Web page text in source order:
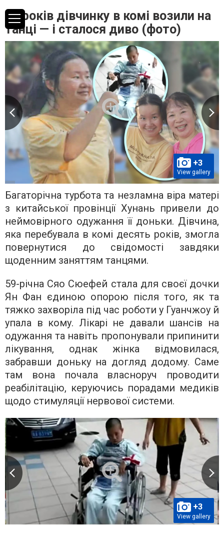
10 років дівчинку в комі возили на
танці — і сталося диво (фото)
+3
View gallery
Багаторічна турбота та незламна віра матері
з китайської провінції Хунань привели до
неймовірного одужання її доньки. Дівчина,
яка перебувала в комі десять років, змогла
повернутися до свідомості завдяки
щоденним заняттям танцями.
59-річна Сяо Сюефей стала для своєї дочки
Ян Фан єдиною опорою після того, як та
тяжко захворіла під час роботи у Гуанчжоу й
упала в кому. Лікарі не давали шансів на
одужання та навіть пропонували припинити
лікування, однак жінка відмовилася,
забравши доньку на догляд додому. Саме
там вона почала власноруч проводити
реабілітацію, керуючись порадами медиків
щодо стимуляції нервової системи.
+3
View gallery